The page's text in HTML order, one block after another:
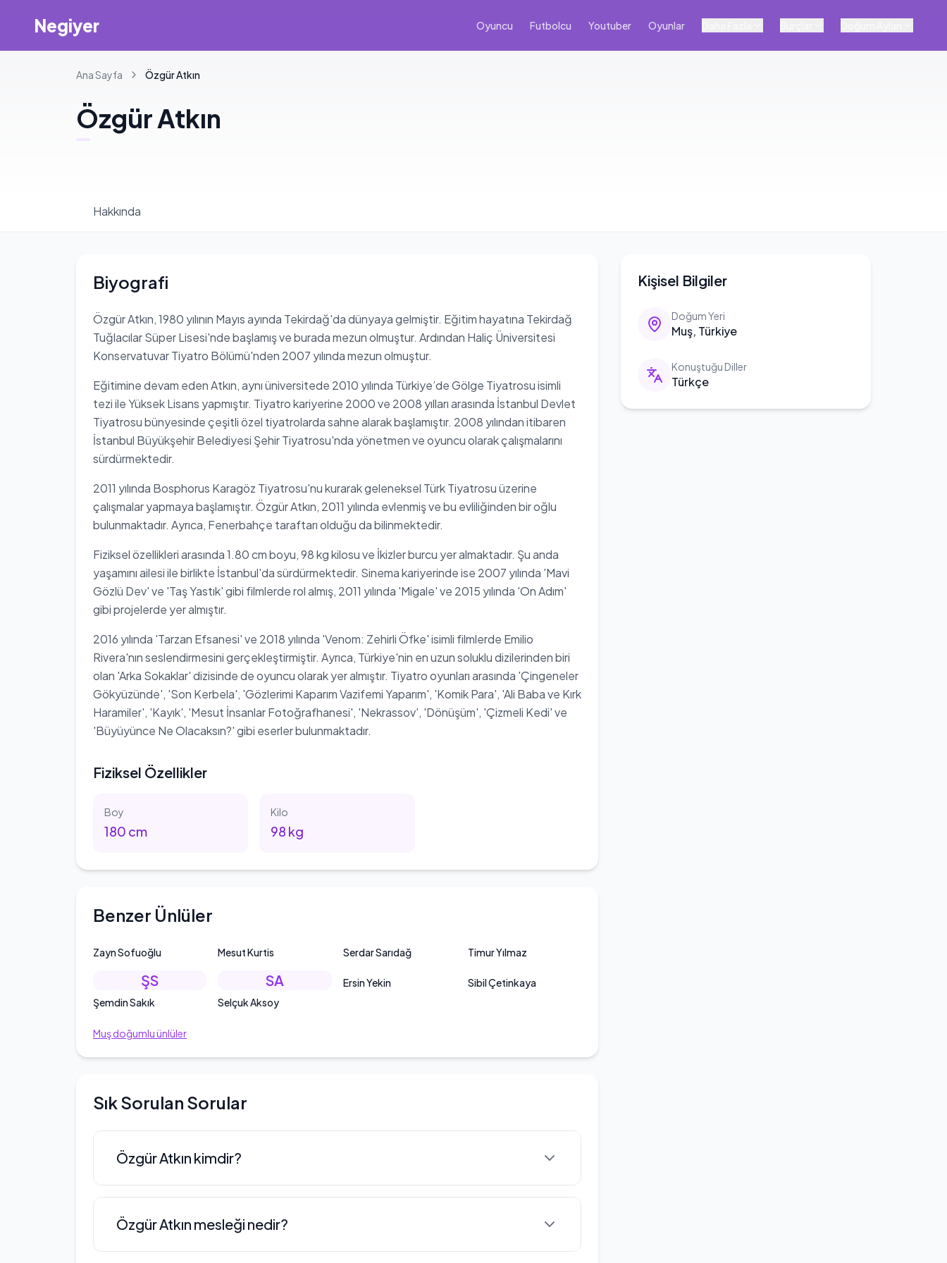
Negiyer Oyuncu Futbolcu Youtuber Oyunlar
Ana Sayfa ÖzgürAtkın
ÖzgürAtkın
Hakkında
Kişisel Bilgiler
Doğum Yeri
Muş, Türkiye
Konuştuğu Diller
Türkçe
Biyografi
Özgür Atkın, 1980 yılının Mayıs ayında Tekirdağ'da dünyaya gelmiştir. Eğitim hayatına Tekirdağ
Tuğlacılar Süper Lisesi'nde başlamış ve burada mezun olmuştur. Ardından Haliç Üniversitesi
Konservatuvar Tiyatro Bölümü'nden 2007 yılında mezun olmuştur.
Eğitimine devam eden Atkın, aynı üniversitede 2010 yılında Türkiye’de Gölge Tiyatrosu isimli
tezi ile Yüksek Lisans yapmıştır. Tiyatro kariyerine 2000 ve 2008 yılları arasında İstanbul Devlet
Tiyatrosu bünyesinde çeşitli özel tiyatrolarda sahne alarak başlamıştır. 2008 yılından itibaren
İstanbul Büyükşehir Belediyesi Şehir Tiyatrosu'nda yönetmen ve oyuncu olarak çalışmalarını
sürdürmektedir.
2011 yılında Bosphorus Karagöz Tiyatrosu'nu kurarak geleneksel Türk Tiyatrosu üzerine
çalışmalar yapmaya başlamıştır. Özgür Atkın, 2011 yılında evlenmiş ve bu evliliğinden bir oğlu
bulunmaktadır. Ayrıca, Fenerbahçe taraftarı olduğu da bilinmektedir.
Fiziksel özellikleri arasında 1.80 cm boyu, 98 kg kilosu ve İkizler burcu yer almaktadır. Şu anda
yaşamını ailesi ile birlikte İstanbul'da sürdürmektedir. Sinema kariyerinde ise 2007 yılında 'Mavi
Gözlü Dev' ve 'Taş Yastık' gibi filmlerde rol almış, 2011 yılında 'Migale' ve 2015 yılında 'On Adım'
gibi projelerde yer almıştır.
2016 yılında 'Tarzan Efsanesi' ve 2018 yılında 'Venom: Zehirli Öfke' isimli filmlerde Emilio
Rivera'nın seslendirmesini gerçekleştirmiştir. Ayrıca, Türkiye'nin en uzun soluklu dizilerinden biri
olan 'Arka Sokaklar' dizisinde de oyuncu olarak yer almıştır. Tiyatro oyunları arasında 'Çingeneler
Gökyüzünde', 'Son Kerbela', 'Gözlerimi Kaparım Vazifemi Yaparım', 'Komik Para', 'Ali Baba ve Kırk
Haramiler', 'Kayık', 'Mesut İnsanlar Fotoğrafhanesi', 'Nekrassov', 'Dönüşüm', 'Çizmeli Kedi' ve
'Büyüyünce Ne Olacaksın?' gibi eserler bulunmaktadır.
Fiziksel Özellikler
Boy
180 cm
Kilo
98 kg
Benzer Ünlüler
Zayn Sofuoğlu Mesut Kurtis Serdar Sarıdağ Timur Yılmaz
ŞS
Şemdin Sakık
SA
Selçuk Aksoy
Ersin Yekin Sibil Çetinkaya
Muşdoğumlu ünlüler
Sık Sorulan Sorular
Özgür Atkın kimdir?
Özgür Atkın, 1980 yılının Mayıs ayında Tekirdağ'da dünyaya gelmiştir. Eğitim
hayatına Tekirdağ Tuğlacılar Süper Lisesi'nde başlamış ve burada mezun
olmuştur. Ardından Haliç Üniversitesi Konservatuvar Tiyatro Bölümü'nden
Özgür Atkın mesleği nedir?